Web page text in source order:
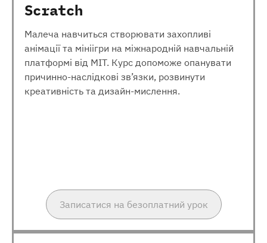
Scratch
Малеча навчиться створювати захопливі
анімації та мініігри на міжнародній навчальній
платформі від МІТ. Курс допоможе опанувати
причинно-наслідкові зв’язки, розвинути
креативність та дизайн-мислення.
Записатися на безоплатний урок